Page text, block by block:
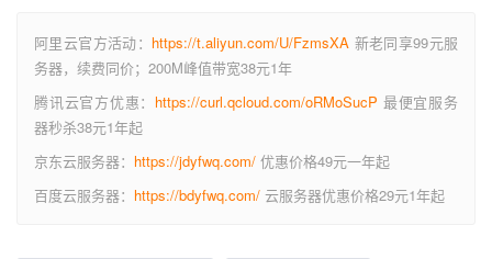
阿里云官方活动： https://t.aliyun.com/U/FzmsXA 新老同享99元服
务器，续费同价；200M峰值带宽38元1年
腾讯云官方优惠： https://curl.qcloud.com/oRMoSucP 最便宜服务
器秒杀38元1年起
京东云服务器： https://jdyfwq.com/ 优惠价格49元一年起
百度云服务器： https://bdyfwq.com/ 云服务器优惠价格29元1年起